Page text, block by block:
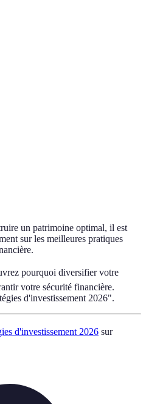
un patrimoine optimal, il est
sur les meilleures pratiques
pourquoi diversifier votre
votre sécurité financière.
d'investissement 2026".
d'investissement 2026 sur